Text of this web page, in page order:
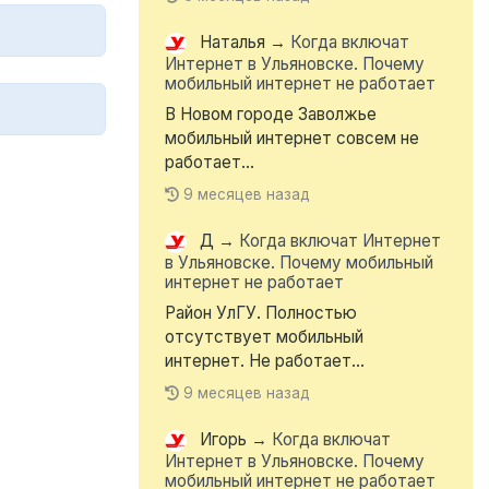
Наталья → Когда включат
Интернет в Ульяновске. Почему
мобильный интернет не работает
В Новом городе Заволжье
мобильный интернет совсем не
работает...
9 месяцев назад
Д → Когда включат Интернет
в Ульяновске. Почему мобильный
интернет не работает
Район УлГУ. Полностью
отсутствует мобильный
интернет. Не работает...
9 месяцев назад
Игорь → Когда включат
Интернет в Ульяновске. Почему
мобильный интернет не работает